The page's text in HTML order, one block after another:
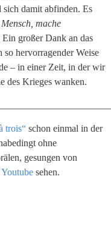
damit abfinden. Es
Mensch, mache
Ein großer Dank an das
hervorragender Weise
– in einer Zeit, in der wir
des Krieges wanken.
trois“ schon einmal in der
ohne
gesungen von
Youtube sehen.